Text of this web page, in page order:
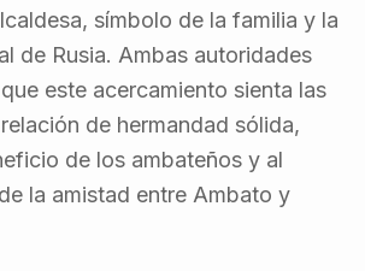
símbolo de la familia y la
de Rusia. Ambas autoridades
este acercamiento sienta las
de hermandad sólida,
de los ambateños y al
la amistad entre Ambato y